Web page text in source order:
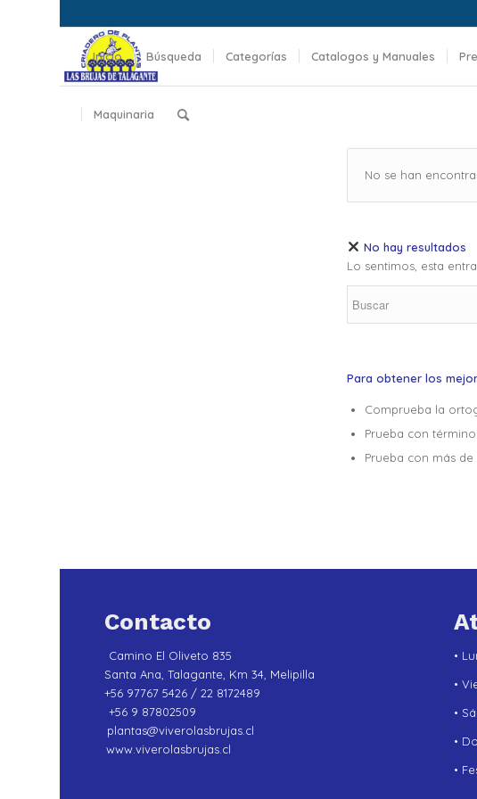
Inicio Búsqueda Categorías Catalogos y Manuales
Maquinaria
No se han
No hay resultados
Lo sentimos, esta
Para obtener los
Comprueba la
Prueba con
Prueba con más de
Contacto
Camino El Oliveto 835
Santa Ana, Talagante, Km 34, Melipilla
+56 97767 5426 / 22 8172489
+56 9 87802509
plantas@viverolasbrujas.cl
www.viverolasbrujas.cl
•
•
•
•
•